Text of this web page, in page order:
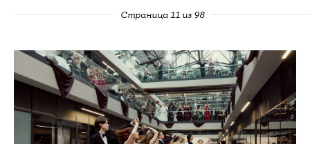
Страница 11 из 98